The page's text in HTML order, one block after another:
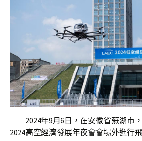
2024年9月6日，在安徽省蕪湖市
2024高空經濟發展年夜會會場外進行